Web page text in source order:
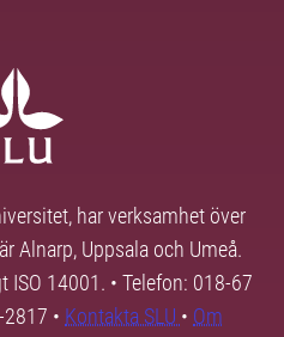
har verksamhet över
Alnarp, Uppsala och Umeå.
ISO 14001. • Telefon: 018-67
• Kontakta SLU • Om